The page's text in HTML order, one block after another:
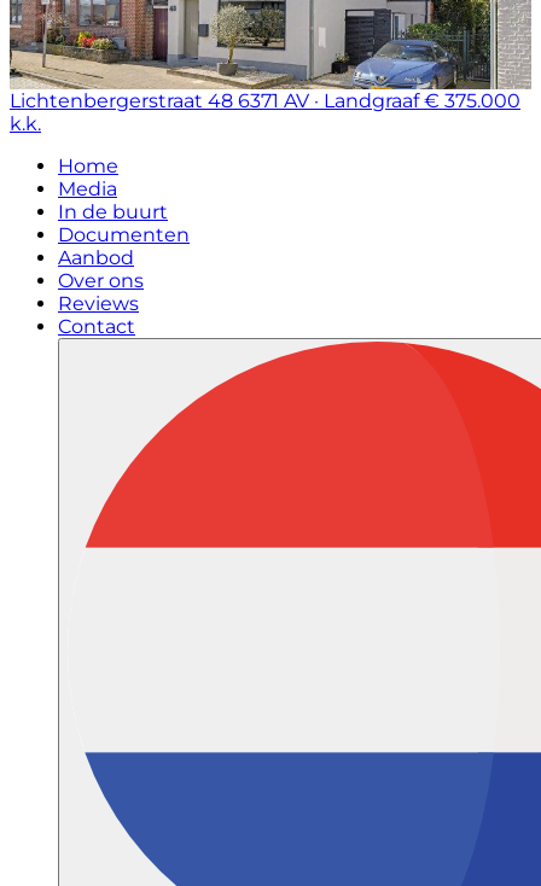
Lichtenbergerstraat 48 6371 AV · Landgraaf € 375.000
k.k.
Home
Media
In de buurt
Documenten
Aanbod
Over ons
Reviews
Contact